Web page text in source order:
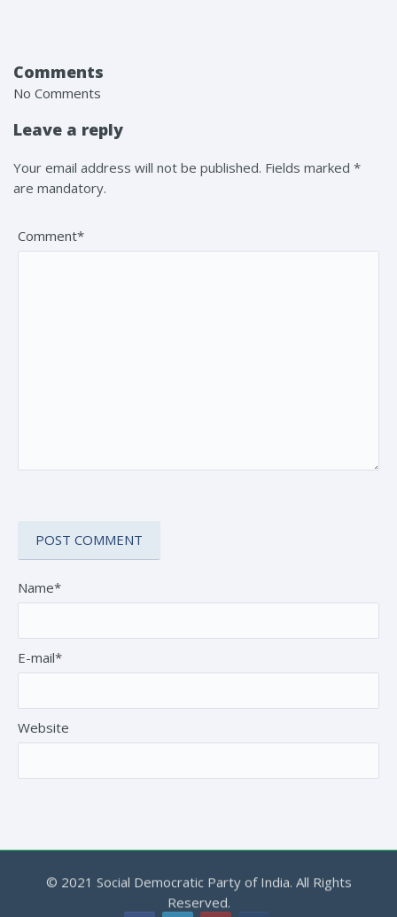
Comments
No Comments
Leave a reply
Your email address will not be published. Fields marked *
are mandatory.
Comment*
Name*
E-mail*
Website
© 2021 Social Democratic Party of India. All Rights
Reserved.